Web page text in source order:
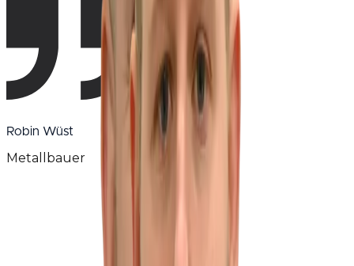
Robin Wüst
Metallbauer
Jede Bewegung muss sitzen. Die Laufsysteme
müssen leichtgängig funktionieren, Dichtungen